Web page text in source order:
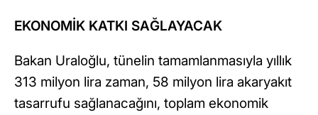
EKONOMİK KATKI SAĞLAYACAK
Bakan Uraloğlu, tünelin tamamlanmasıyla yıllık
313 milyon lira zaman, 58 milyon lira akaryakıt
tasarrufu sağlanacağını, toplam ekonomik